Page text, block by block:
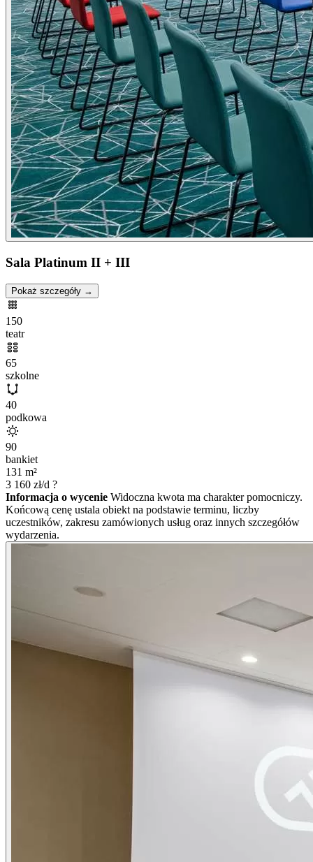
Sala Platinum II + III
Pokaż szczegóły →
150
teatr
65
szkolne
40
podkowa
90
bankiet
131 m²
3 160 zł/d ?
Informacja o wycenie Widoczna kwota ma charakter pomocniczy.
Końcową cenę ustala obiekt na podstawie terminu, liczby
uczestników, zakresu zamówionych usług oraz innych szczegółów
wydarzenia.